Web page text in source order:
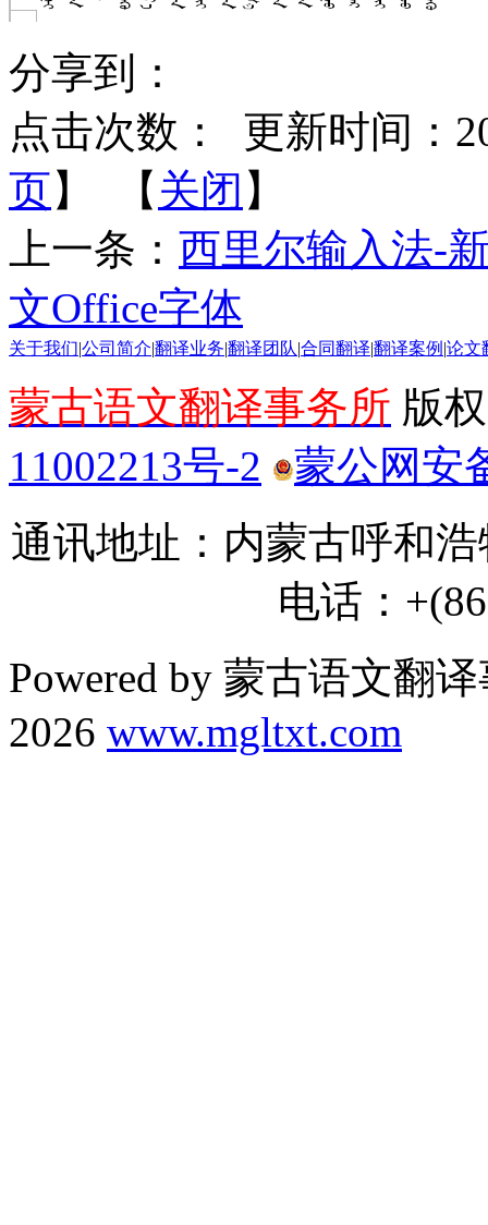
分享到：
点击次数：
更新时间：
页】 【 关闭 】
上一条： 西里尔输入法-
文Office字体
关于我们 公司简介 翻译业务 翻译团队 合同翻译 翻译案例 论文
蒙古语文翻译事务所 版
11002213号-2
蒙公网安
通讯地址：内蒙古呼和
电话：
Powered by 蒙古语文翻
2026 www.mgltxt.com